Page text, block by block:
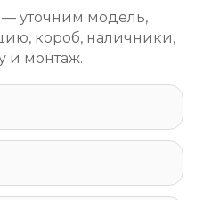
— уточним модель,
короб, наличники,
и монтаж.